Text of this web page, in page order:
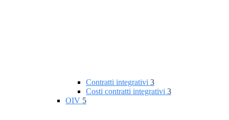
Contratti integrativi 3
Costi contratti integrativi 3
OIV 5